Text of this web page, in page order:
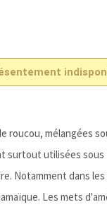
roucou, mélangées
surtout utilisées sous
Notamment dans
Les mets